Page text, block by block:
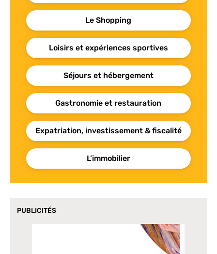
Le Shopping
Loisirs et expériences sportives
Séjours et hébergement
Gastronomie et restauration
Expatriation, investissement & fiscalité
L’immobilier
PUBLICITÉS